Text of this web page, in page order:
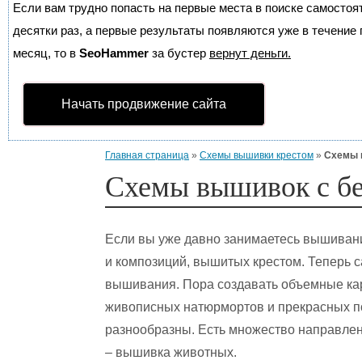
Если вам трудно попасть на первые места в поиске
десятки раз, а первые результаты появляются уже в
месяц, то в SeoHammer за бустер вернут деньги.
Начать продвижение сайта
Главная страница » Схемы вышивки крестом » Схемы
Схемы вышивок с
Если вы уже давно занимаетесь
и композиций, вышитых крестом. Теперь
вышивания. Пора создавать объемные
живописных натюрмортов и прекрасных
разнообразны. Есть множество
– вышивка животных.